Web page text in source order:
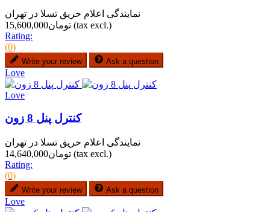
نمایندگی اعلام حریق تسلا در تهران
تومان15,600,000 (tax excl.)
Rating:
(0)
Write your review Ask a question
Love
Love
کنترل پنل 8 زون
نمایندگی اعلام حریق تسلا در تهران
تومان14,640,000 (tax excl.)
Rating:
(0)
Write your review Ask a question
Love